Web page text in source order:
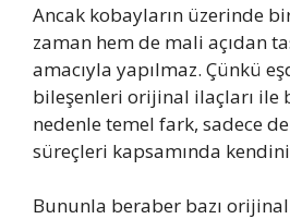
Ancak kobayların üzerinde
zaman hem de mali açıdan
amacıyla yapılmaz. Çünkü
bileşenleri orijinal ilaçları ile
nedenle temel fark, sadece
süreçleri kapsamında
Bununla beraber bazı